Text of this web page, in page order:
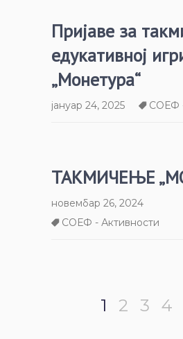
Пријаве за
едукативној
„Монетура“
јануар 24, 2025 СОЕФ
ТАКМИЧЕЊЕ
новембар 26, 2024
СОЕФ - Активности
1 2 3 4